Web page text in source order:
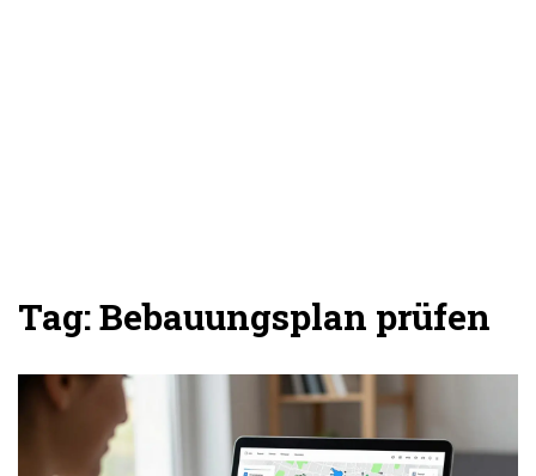
Tag: Bebauungsplan prüfen